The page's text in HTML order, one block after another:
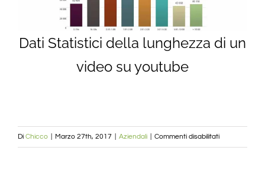
Dati Statistici della lunghezza di un
video su youtube
Di Chicco Marzo 27th, 2017 Aziendali Commenti disabilitatisu